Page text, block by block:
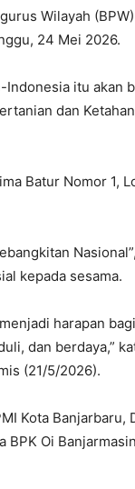
Wilayah
24 Mei 2026.
itu akan
dan
Batur Nomor 1,
kepada sesama.
harapan
dan berdaya,”
(21/5/2026).
Kota Banjarbaru,
Oi